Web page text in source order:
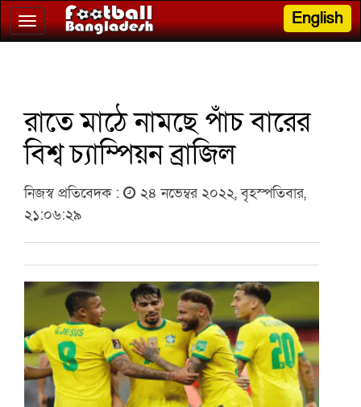
Toggle
navigation
English
রাতে মাঠে নামছে পাঁচ বারের
বিশ্ব চ্যাম্পিয়ন ব্রাজিল
নিজস্ব প্রতিবেদক :
২৪ নভেম্বর ২০২২, বৃহস্পতিবার,
২১:০৬:২৯